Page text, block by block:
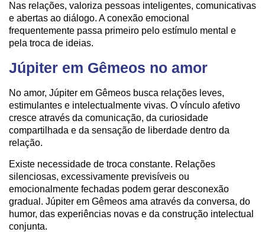
Nas relações, valoriza pessoas inteligentes, comunicativas
e abertas ao diálogo. A conexão emocional
frequentemente passa primeiro pelo estímulo mental e
pela troca de ideias.
Júpiter em Gêmeos no amor
No amor, Júpiter em Gêmeos busca relações leves,
estimulantes e intelectualmente vivas. O vínculo afetivo
cresce através da comunicação, da curiosidade
compartilhada e da sensação de liberdade dentro da
relação.
Existe necessidade de troca constante. Relações
silenciosas, excessivamente previsíveis ou
emocionalmente fechadas podem gerar desconexão
gradual. Júpiter em Gêmeos ama através da conversa, do
humor, das experiências novas e da construção intelectual
conjunta.